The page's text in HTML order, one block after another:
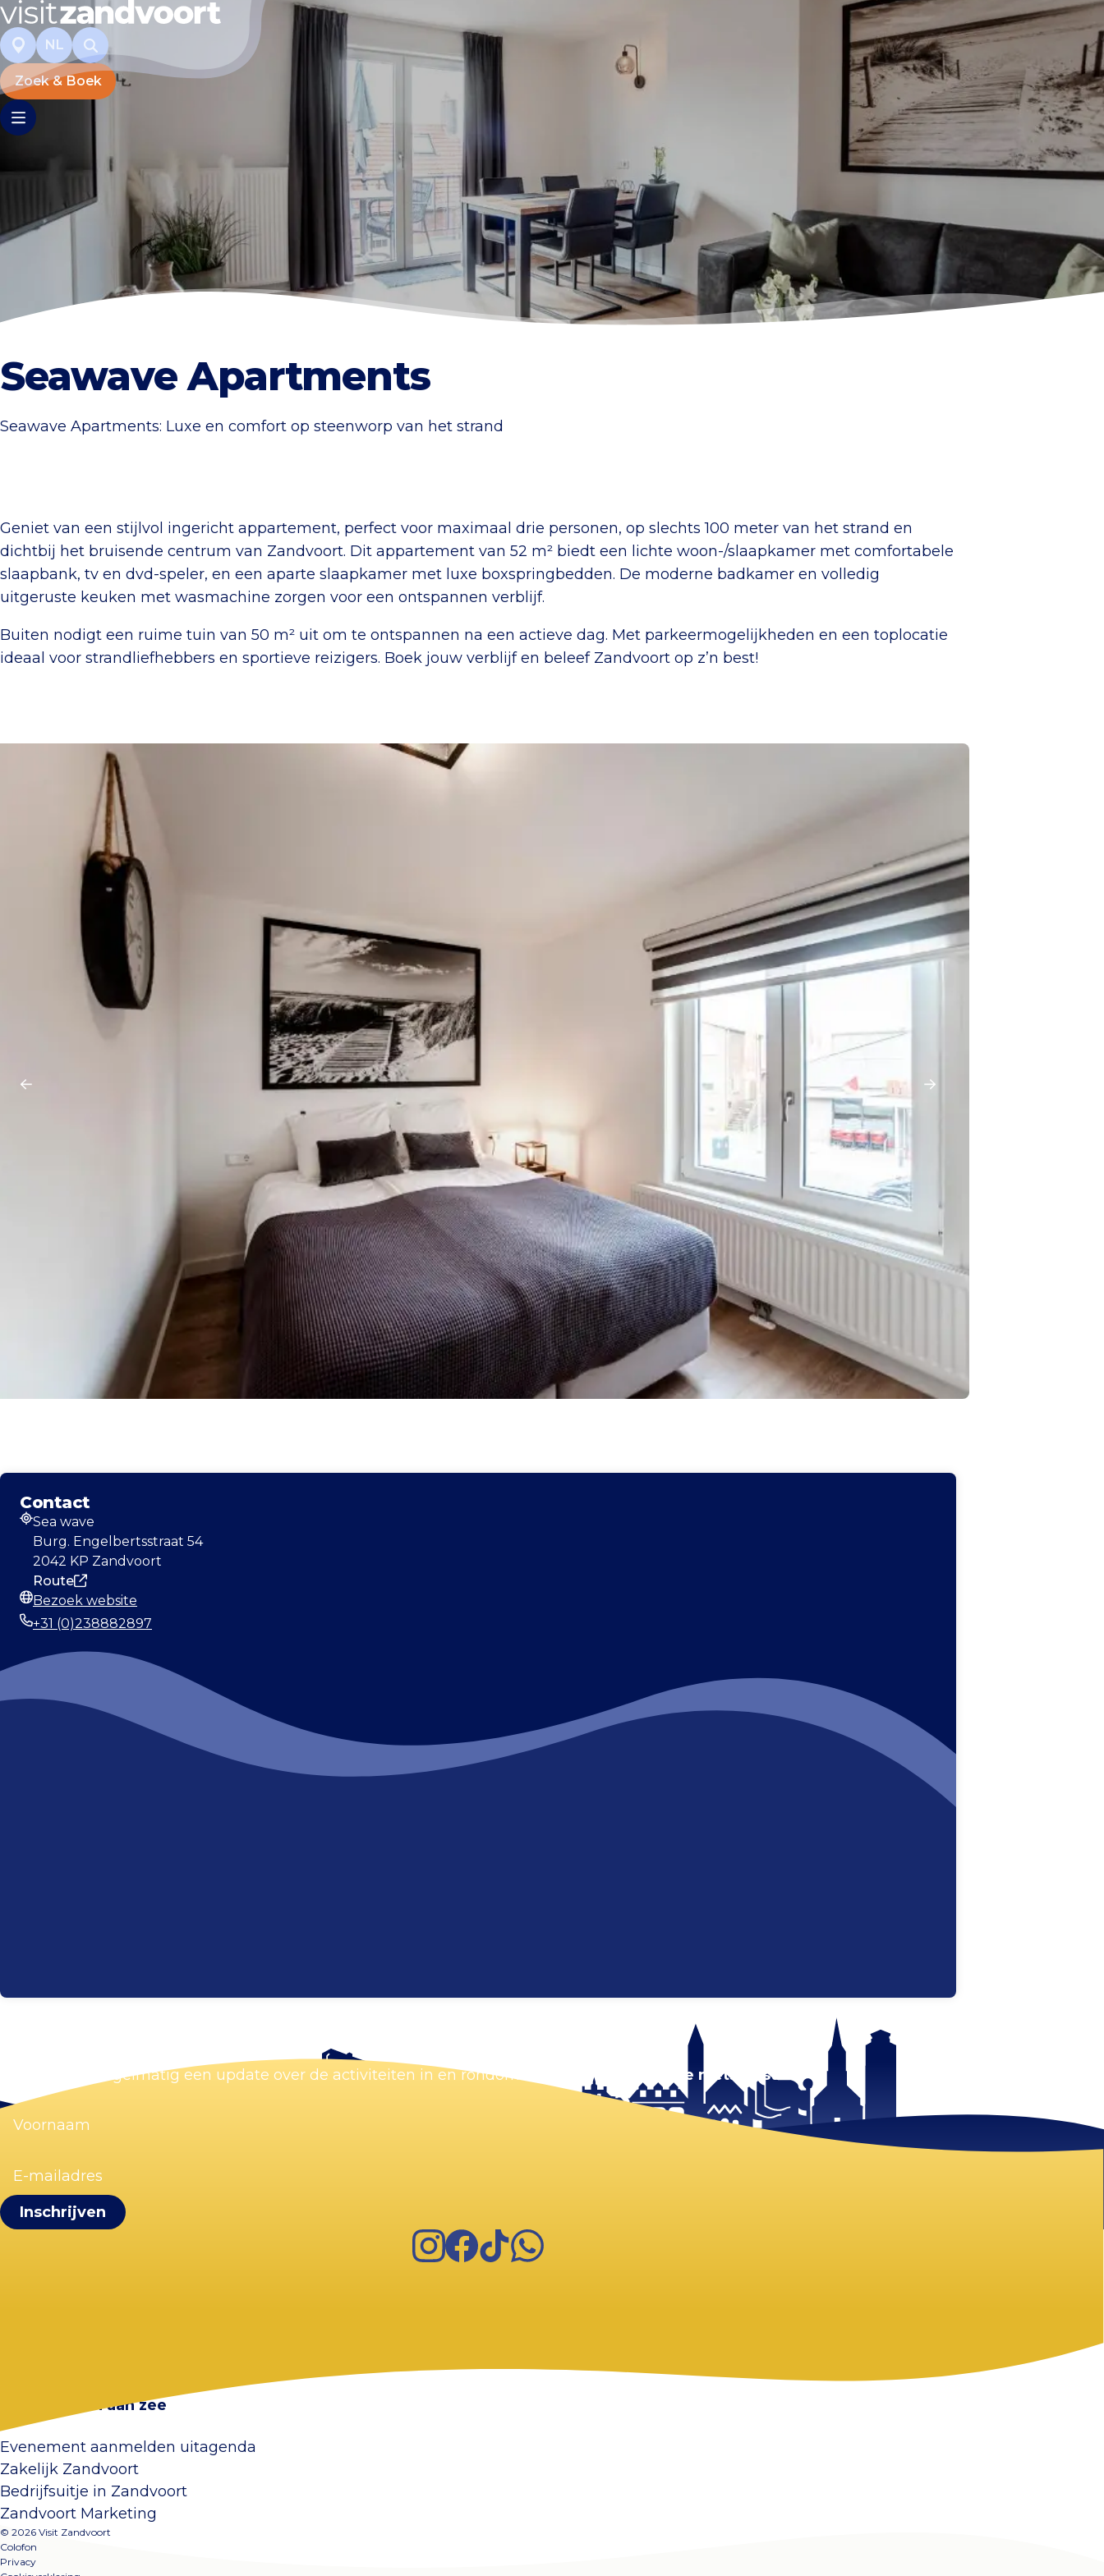
NL
Zoek & Boek
Seawave Apartments
Seawave Apartments: Luxe en comfort op steenworp van het strand
Geniet van een stijlvol ingericht appartement, perfect voor maximaal drie personen, op slechts 100 meter van het strand en
dichtbij het bruisende centrum van Zandvoort. Dit appartement van 52 m² biedt een lichte woon-/slaapkamer met comfortabele
slaapbank, tv en dvd-speler, en een aparte slaapkamer met luxe boxspringbedden. De moderne badkamer en volledig
uitgeruste keuken met wasmachine zorgen voor een ontspannen verblijf.
Buiten nodigt een ruime tuin van 50 m² uit om te ontspannen na een actieve dag. Met parkeermogelijkheden en een toplocatie
ideaal voor strandliefhebbers en sportieve reizigers. Boek jouw verblijf en beleef Zandvoort op z’n best!
Contact
Adres
Sea wave
Burg. Engelbertsstraat 54
2042 KP Zandvoort
Route
Website
Bezoek website
+31 (0)238882897
Wij sturen je regelmatig een update over de activiteiten in en rondom Zandvoort. Zorg dat je niets mist!
Voornaam
(Vereist)
mailadres
InstagramFacebook
TikTokWhatsApp
Overnachten aan zee
Evenement aanmelden uitagenda
Zakelijk Zandvoort
Bedrijfsuitje in Zandvoort
Zandvoort Marketing
© 2026 Visit Zandvoort
Colofon
Privacy